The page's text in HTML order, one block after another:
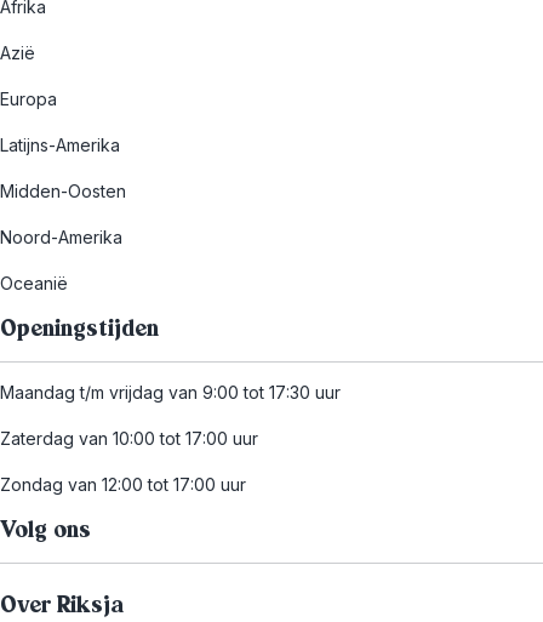
Afrika
Azië
Europa
Latijns-Amerika
Midden-Oosten
Noord-Amerika
Oceanië
Openingstijden
Maandag t/m vrijdag van 9:00 tot 17:30 uur
Zaterdag van 10:00 tot 17:00 uur
Zondag van 12:00 tot 17:00 uur
Volg ons
Over Riksja